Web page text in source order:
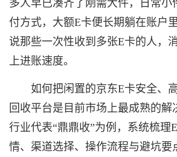
多人早已凑齐了刚需大件，日常小
付方式，大额E卡便长期躺在账户
说那些一次性收到多张E卡的人，
上进账速度。
如何把闲置的京东E卡安全、
回收平台是目前市场上最成熟的解
行业代表“鼎鼎收”为例，系统梳理
情、渠道选择、操作流程与避坑要